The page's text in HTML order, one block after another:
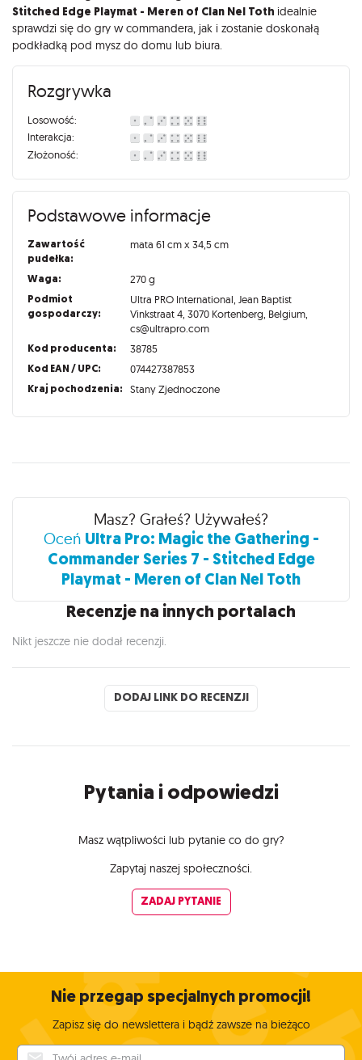
Stitched Edge Playmat - Meren of Clan Nel Toth idealnie
sprawdzi się do gry w commandera, jak i zostanie doskonałą
podkładką pod mysz do domu lub biura.
Rozgrywka
Losowość:
Interakcja:
Złożoność:
Podstawowe informacje
Zawartość
pudełka:
mata 61 cm x 34,5 cm
Waga: 270 g
Podmiot
gospodarczy:
Ultra PRO International, Jean Baptist
Vinkstraat 4, 3070 Kortenberg, Belgium,
cs@ultrapro.com
Kod producenta: 38785
Kod EAN / UPC: 074427387853
Kraj pochodzenia: Stany Zjednoczone
Recenzje
Masz? Grałeś? Używałeś?
Oceń Ultra Pro: Magic the Gathering -
Commander Series 7 - Stitched Edge
Playmat - Meren of Clan Nel Toth
Recenzje na innych portalach
Nikt jeszcze nie dodał recenzji.
DODAJ LINK DO RECENZJI
Pytania i odpowiedzi
Masz wątpliwości lub pytanie co do gry?
Zapytaj naszej społeczności.
ZADAJ PYTANIE
Nie przegap specjalnych promocji!
Zapisz się do newslettera i bądź zawsze na bieżąco